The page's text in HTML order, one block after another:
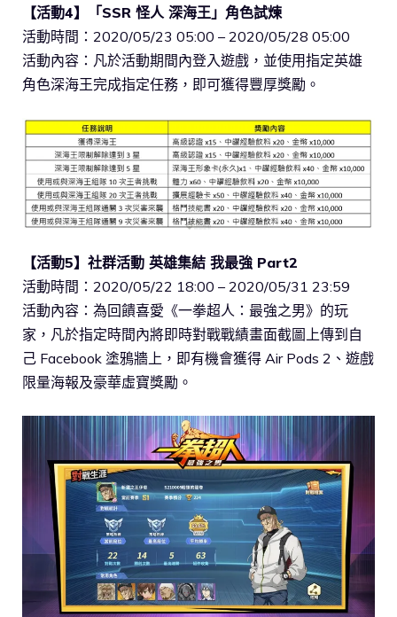
【活動4】「SSR 怪人 深海王」角色試煉
活動時間：2020/05/23 05:00 – 2020/05/28 05:00
活動內容：凡於活動期間內登入遊戲，並使用指定英雄
角色深海王完成指定任務，即可獲得豐厚獎勵。
【活動5】社群活動 英雄集結 我最強 Part2
活動時間：2020/05/22 18:00 – 2020/05/31 23:59
活動內容：為回饋喜愛《一拳超人：最強之男》的玩
家，凡於指定時間內將即時對戰戰績畫面截圖上傳到自
己 Facebook 塗鴉牆上，即有機會獲得 Air Pods 2、遊戲
限量海報及豪華虛寶獎勵。